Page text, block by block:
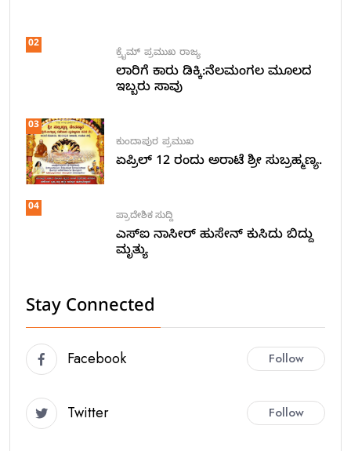
02
ಕ್ರೈಮ್ ಪ್ರಮುಖ ರಾಜ್ಯ
ಲಾರಿಗೆ ಕಾರು ಡಿಕ್ಕಿ:ನೆಲಮಂಗಲ ಮೂಲದ
ಇಬ್ಬರು ಸಾವು
03
ಕುಂದಾಪುರ ಪ್ರಮುಖ
ಏಪ್ರಿಲ್ 12 ರಂದು ಅರಾಟೆ ಶ್ರೀ ಸುಬ್ರಹ್ಮಣ್ಯ.
04
ಪ್ರಾದೇಶಿಕ ಸುದ್ದಿ
ಎಸ್ಐ ನಾಸೀರ್ ಹುಸೇನ್ ಕುಸಿದು ಬಿದ್ದು
ಮೃತ್ಯು
Stay Connected
Facebook Follow
Twitter Follow